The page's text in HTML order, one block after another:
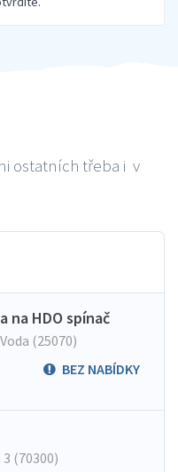
ostatních třeba i v
na HDO spínač
(25070)
BEZ NABÍDKY
(70300)